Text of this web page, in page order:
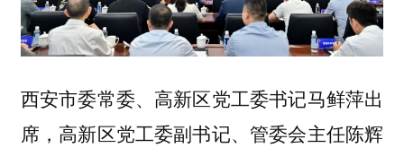
西安市委常委、高新区党工委书记马鲜萍出
席，高新区党工委副书记、管委会主任陈辉